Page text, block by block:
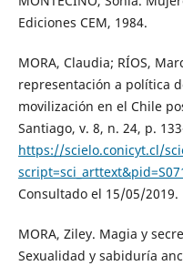
Ediciones CEM, 1984.
MORA, Claudia; RÍOS,
representación a política
movilización en el Chile
Santiago, v. 8, n. 24, p.
https://scielo.conicyt.cl/
Consultado el 15/05/2019.
MORA, Ziley. Magia y
Sexualidad y sabiduría